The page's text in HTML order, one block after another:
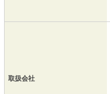
取扱会社